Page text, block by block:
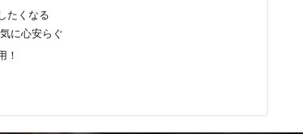
たくなる
に心安らぐ
！